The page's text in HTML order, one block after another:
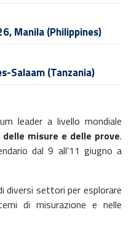
Manila (Philippines)
Salaam (Tanzania)
leader a livello mondiale
misure e delle prove.
dal 9 all’11 giugno a
diversi settori per esplorare
di misurazione e nelle